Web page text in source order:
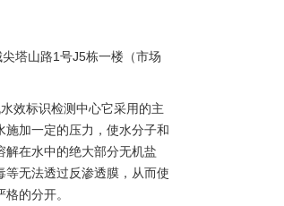
塔山路1号J5栋一楼（市场
效标识检测中心它采用的主
加一定的压力，使水分子和
解在水中的绝大部分无机盐
等无法透过反渗透膜，从而使
的分开。